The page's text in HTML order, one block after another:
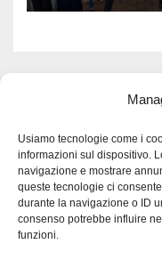
Usiamo tecnologie come i
informazioni sul dispositivo.
navigazione e mostrare
queste tecnologie ci
durante la navigazione o ID
consenso potrebbe influire
funzioni.